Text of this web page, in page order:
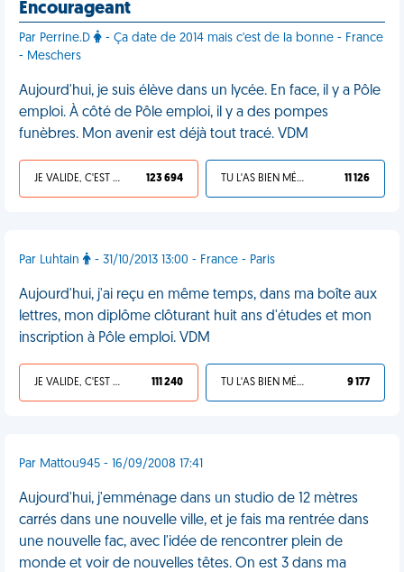
Encourageant
Par Perrine.D
- Ça date de 2014 mais c'est de la bonne - France
- Meschers
Aujourd'hui, je suis élève dans un lycée. En face, il y a Pôle
emploi. À côté de Pôle emploi, il y a des pompes
funèbres. Mon avenir est déjà tout tracé. VDM
JE VALIDE, C'EST UNE VDM 123 694 TU L'AS BIEN MÉRITÉ 11 126
Par Luhtain - 31/10/2013 13:00 - France - Paris
Aujourd'hui, j'ai reçu en même temps, dans ma boîte aux
lettres, mon diplôme clôturant huit ans d'études et mon
inscription à Pôle emploi. VDM
JE VALIDE, C'EST UNE VDM 111 240 TU L'AS BIEN MÉRITÉ 9 177
Par Mattou945 - 16/09/2008 17:41
Aujourd'hui, j'emménage dans un studio de 12 mètres
carrés dans une nouvelle ville, et je fais ma rentrée dans
une nouvelle fac, avec l'idée de rencontrer plein de
monde et voir de nouvelles têtes. On est 3 dans ma